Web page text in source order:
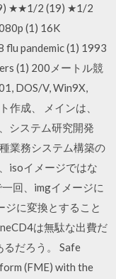
★★1/2 (19) ★1/2
(1) 16K
pandemic (1) 1993
(1) 200メートル競
DOS/V, Win9X,
作成、 メインは、
システム研究開発
業務システム構築の
isoイメージではな
回、imgイメージに
ジに変換とすること
は無駄な出費だ
だろう。 Safe
(FME) with the